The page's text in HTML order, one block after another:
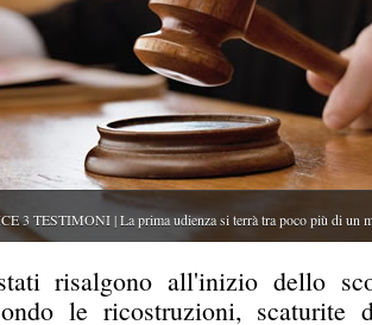
3 TESTIMONI | La prima udienza si terrà tra poco più di un
risalgono all'inizio dello
le ricostruzioni, scaturite